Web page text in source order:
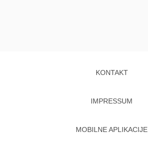
KONTAKT
IMPRESSUM
MOBILNE APLIKACIJE